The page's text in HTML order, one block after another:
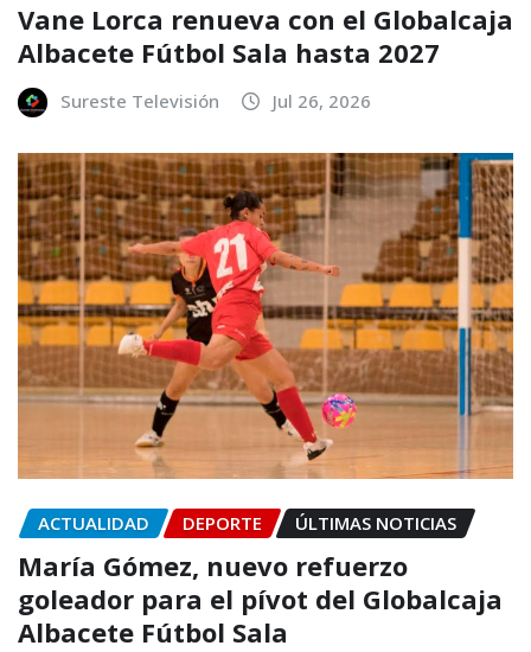
Vane Lorca renueva con el Globalcaja
Albacete Fútbol Sala hasta 2027
Sureste Televisión Jul 26, 2026
ACTUALIDAD DEPORTE ÚLTIMAS NOTICIAS
María Gómez, nuevo refuerzo
goleador para el pívot del Globalcaja
Albacete Fútbol Sala